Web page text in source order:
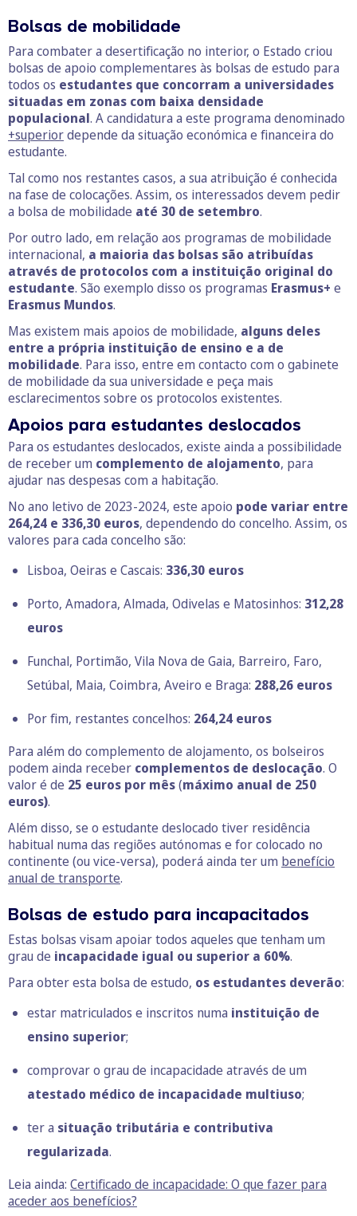
Bolsas de mobilidade
Para combater a desertificação no interior, o Estado criou
bolsas de apoio complementares às bolsas de estudo para
todos os estudantes que concorram a universidades
situadas em zonas com baixa densidade
populacional. A candidatura a este programa denominado
+superiordepende da situação económica e financeira do
estudante.
Tal como nos restantes casos, a sua atribuição é conhecida
na fase de colocações. Assim, os interessados devem pedir
a bolsa de mobilidade até 30 de setembro.
Por outro lado, em relação aos programas de mobilidade
internacional, a maioria das bolsas são atribuídas
através de protocolos com a instituição original do
estudante. São exemplo disso os programas Erasmus+ e
Erasmus Mundos.
Mas existem mais apoios de mobilidade, alguns deles
entre a própria instituição de ensino e a de
mobilidade. Para isso, entre em contacto com o gabinete
de mobilidade da sua universidade e peça mais
esclarecimentos sobre os protocolos existentes.
Apoios para estudantes deslocados
Para os estudantes deslocados, existe ainda a possibilidade
de receber um complemento de alojamento, para
ajudar nas despesas com a habitação.
No ano letivo de 2023-2024, este apoio pode variar entre
264,24 e 336,30 euros, dependendo do concelho. Assim, os
valores para cada concelho são:
Lisboa, Oeiras e Cascais: 336,30 euros
Porto, Amadora, Almada, Odivelas e Matosinhos: 312,28
euros
Funchal, Portimão, Vila Nova de Gaia, Barreiro, Faro,
Setúbal, Maia, Coimbra, Aveiro e Braga: 288,26 euros
Por fim, restantes concelhos: 264,24 euros
Para além do complemento de alojamento, os bolseiros
podem ainda receber complementos de deslocação. O
valor é de 25 euros por mês(máximo anual de 250
euros).
Além disso, se o estudante deslocado tiver residência
habitual numa das regiões autónomas e for colocado no
continente (ou vice-versa), poderá ainda ter um benefício
anual de transporte.
Bolsas de estudo para incapacitados
Estas bolsas visam apoiar todos aqueles que tenham um
grau de incapacidade igual ou superior a 60%.
Para obter esta bolsa de estudo, os estudantes deverão:
estar matriculados e inscritos numa instituição de
ensino superior;
comprovar o grau de incapacidade através de um
atestado médico de incapacidade multiuso;
ter a situação tributária e contributiva
regularizada.
Leia ainda: Certificado de incapacidade: O que fazer para
aceder aos benefícios?